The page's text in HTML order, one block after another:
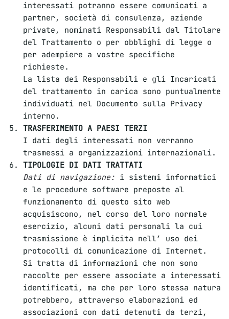
interessati potranno essere comunicati a
partner, società di consulenza, aziende
private, nominati Responsabili dal Titolare
del Trattamento o per obblighi di legge o
per adempiere a vostre specifiche
richieste.
La lista dei Responsabili e gli Incaricati
del trattamento in carica sono puntualmente
individuati nel Documento sulla Privacy
interno.
TRASFERIMENTO A PAESI TERZI
I dati degli interessati non verranno
trasmessi a organizzazioni internazionali.
TIPOLOGIE DI DATI TRATTATI
Dati di navigazione: i sistemi informatici
e le procedure software preposte al
funzionamento di questo sito web
acquisiscono, nel corso del loro normale
esercizio, alcuni dati personali la cui
trasmissione è implicita nell’ uso dei
protocolli di comunicazione di Internet.
Si tratta di informazioni che non sono
raccolte per essere associate a interessati
identificati, ma che per loro stessa natura
potrebbero, attraverso elaborazioni ed
associazioni con dati detenuti da terzi,